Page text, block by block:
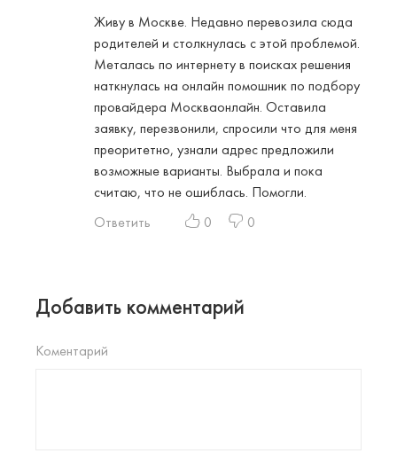
Живу в Москве. Недавно перевозила сюда
родителей и столкнулась с этой проблемой.
Металась по интернету в поисках решения
наткнулась на онлайн помошник по подбору
провайдера Москваонлайн. Оставила
заявку, перезвонили, спросили что для меня
преоритетно, узнали адрес предложили
возможные варианты. Выбрала и пока
считаю, что не ошиблась. Помогли.
Ответить
0 0
Добавить комментарий
Коментарий